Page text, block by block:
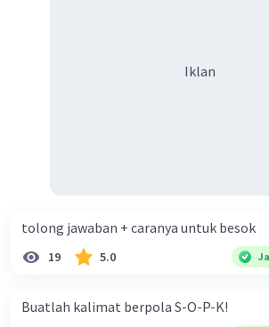
Iklan
tolong jawaban + caranya untuk besok
19 5.0
Buatlah kalimat berpola S-O-P-K!